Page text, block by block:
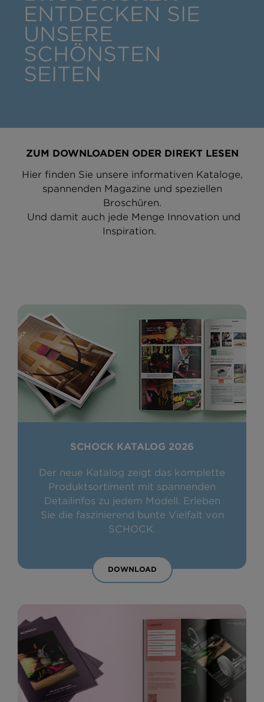
ENTDECKEN SIE
UNSERE
SCHÖNSTEN
SEITEN
ZUM DOWNLOADEN ODER DIREKT LESEN
Hier finden Sie unsere informativen Kataloge,
spannenden Magazine und speziellen
Broschüren.
Und damit auch jede Menge Innovation und
Inspiration.
SCHOCK KATALOG 2026
Der neue Katalog zeigt das komplette
Produktsortiment mit spannenden
Detailinfos zu jedem Modell. Erleben
Sie die faszinierend bunte Vielfalt von
SCHOCK.
DOWNLOAD